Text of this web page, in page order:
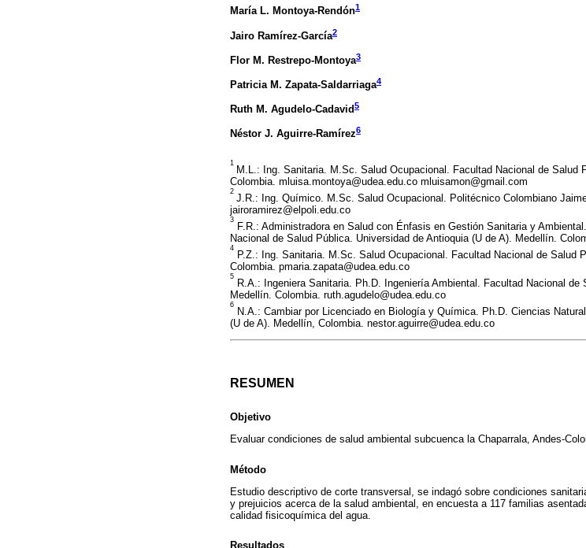
María L. Montoya-Rendón1
Jairo Ramírez-García2
Flor M. Restrepo-Montoya3
Patricia M. Zapata-Saldarriaga4
Ruth M. Agudelo-Cadavid5
Néstor J. Aguirre-Ramírez6
1
M.L.: Ing. Sanitaria. M.Sc. Salud Ocupacional. Facultad Nacional de Salud
Colombia. mluisa.montoya@udea.edu.co mluisamon@gmail.com
2
J.R.: Ing. Químico. M.Sc. Salud Ocupacional. Politécnico Colombiano
jairoramirez@elpoli.edu.co
3
F.R.: Administradora en Salud con Énfasis en Gestión Sanitaria y
Nacional de Salud Pública. Universidad de Antioquia (U de A). Medellín.
4
P.Z.: Ing. Sanitaria. M.Sc. Salud Ocupacional. Facultad Nacional de Salud
Colombia. pmaria.zapata@udea.edu.co
5
R.A.: Ingeniera Sanitaria. Ph.D. Ingeniería Ambiental. Facultad Nacional
Medellín. Colombia. ruth.agudelo@udea.edu.co
6
N.A.: Cambiar por Licenciado en Biología y Química. Ph.D. Ciencias
(U de A). Medellín, Colombia. nestor.aguirre@udea.edu.co
RESUMEN
Objetivo
Evaluar condiciones de salud ambiental subcuenca la Chaparrala, Andes-
Método
Estudio descriptivo de corte transversal, se indagó sobre condiciones
y prejuicios acerca de la salud ambiental, en encuesta a 117 familias
calidad fisicoquímica del agua.
Resultados